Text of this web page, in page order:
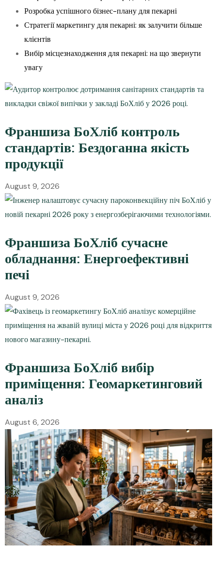
Розробка успішного бізнес-плану для пекарні
Стратегії маркетингу для пекарні: як залучити більше
клієнтів
Вибір місцезнаходження для пекарні: на що звернути
увагу
Франшиза БоХліб контроль
стандартів: Бездоганна якість
продукції
August 9, 2026
Франшиза БоХліб сучасне
обладнання: Енергоефективні
печі
August 9, 2026
Франшиза БоХліб вибір
приміщення: Геомаркетинговий
аналіз
August 6, 2026